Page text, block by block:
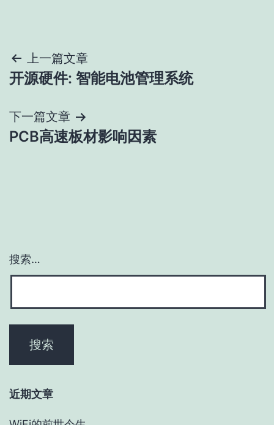
文
章
导
航
上一篇文章
开源硬件: 智能电池管理系统
下一篇文章
PCB高速板材影响因素
搜索…
近期文章